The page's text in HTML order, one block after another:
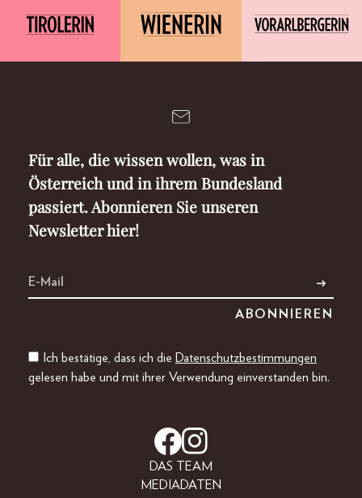
Für alle, die wissen wollen, was in
Österreich und in ihrem Bundesland
passiert. Abonnieren Sie unseren
Newsletter hier!
Ich bestätige, dass ich die Datenschutzbestimmungen
gelesen habe und mit ihrer Verwendung einverstanden bin.
DAS TEAM
MEDIADATEN